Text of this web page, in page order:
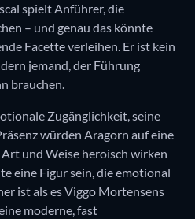
spielt Anführer, die
– und genau das könnte
Facette verleihen. Er ist kein
jemand, der Führung
brauchen.
Zugänglichkeit, seine
würden Aragorn auf eine
und Weise heroisch wirken
eine Figur sein, die emotional
ist als es Viggo Mortensens
moderne, fast